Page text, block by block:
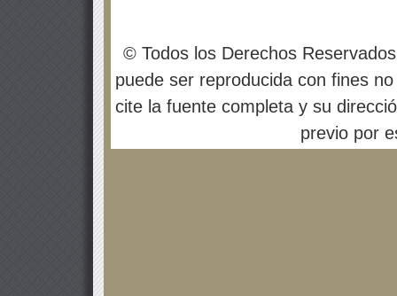
© Todos los Derechos
puede ser reproducida con fines
cite la fuente completa y su
previo por